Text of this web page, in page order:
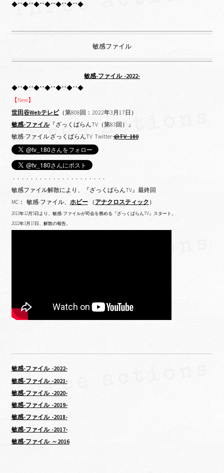
◆**◆**◆**◆**◆**◆**◆
敏感ファイル
敏感-ファイル -2022-
◆**◆**◆**◆**◆**◆**◆
【New】
世田谷Webテレビ（第808回：2022年3月17日）
敏感-ファイル『ざっくばらんTV（第83回）』
敏感-ファイル ざっくばらんTV Twitter@TV_180
・・・・・・・・・・・・・・・・・・・・・
敏感ファイル解散により、『ざっくばらんTV』最終回
MC： 敏感-ファイル、 ホビー（ アナクロスティック ）
2013年12月5日より、敏感-ファイルが司会を務める『ざっくばらんTV』スタート。
2022年3月17日、解散の報告。
敏感-ファイル -2022-
敏感-ファイル -2021-
敏感-ファイル -2020-
敏感-ファイル -2019-
敏感-ファイル -2018-
敏感-ファイル -2017-
敏感-ファイル ～2016